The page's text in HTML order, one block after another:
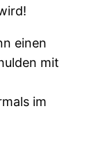
einen
mit
im